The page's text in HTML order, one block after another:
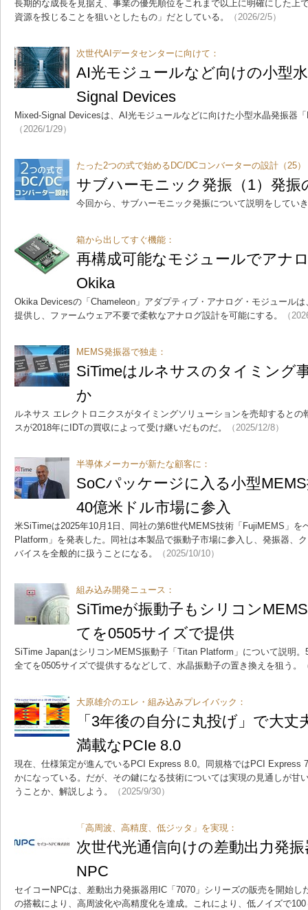
長期的な成長を見据え、事業の優先順位をこれまで以上に明確にした上
資源を投じることを狙いとしたもの」だとしている。
（2026/2/5）
次世代AIデータセンターに向けて：
AI光モジュールなど向けの小型
Signal Devices
Mixed-Signal Devicesは、AI光モジュールなどに向けた小型水晶発振器
（2026/1/29）
たった2つの式で始めるDC/DCコンバーターの設計（25）
サブハーモニック発振（1）発振
今回から、サブハーモニック発振について説明をしてい
箱から出してすぐ機能：
再構成可能なモジュールでアナ
Okika
Okika Devicesの「Chameleon」アダプティブ・アナログ・モジュール
提供し、ファームウェア不要で柔軟なアナログ設計を可能にする。
（
MEMS発振器で独走：
SiTimeはルネサスのタイミング
か
ルネサス エレクトロニクスがタイミングソリューションを売却すると
スが2018年にIDTの買収によって受け継いだものだ。
（2025/12/8）
半導体メーカーが新たな顧客に：
SoCパッケージに入る小型
40億米ドル市場に参入
米SiTimeは2025年10月1日、同社の第6世代MEMS技術「FujiMEMS」を
Platform」を発表した。同社は本製品で振動子市場に参入し、発振器、
バイスを全般的に扱うことになる。
（2025/10/10）
組み込み開発ニュース：
SiTimeが振動子もシリコン
てを0505サイズで提供
SiTime JapanはシリコンMEMS振動子「Titan Platform」について説明
全てを0505サイズで提供するなどして、水晶振動子の置き換えを狙う。
大原雄介のエレ・組み込みプレイバック：
「3年後の自分に丸投げ」で大
満載なPCIe 8.0
現在、仕様策定が進んでいるPCI Express 8.0。同規格ではPCI Express
かになっている。だが、その鍵になる技術については実現の見通しが甘
うことか、解説しよう。
（2025/9/30）
「高周波、高精度、低ジッタ」を実現：
次世代光通信向けの差動出力発
NPC
セイコーNPCは、差動出力発振器用IC「7070」シリーズの販売を開始し
の搭載により、高周波化や高精度化を達成。これにより、低ノイズで